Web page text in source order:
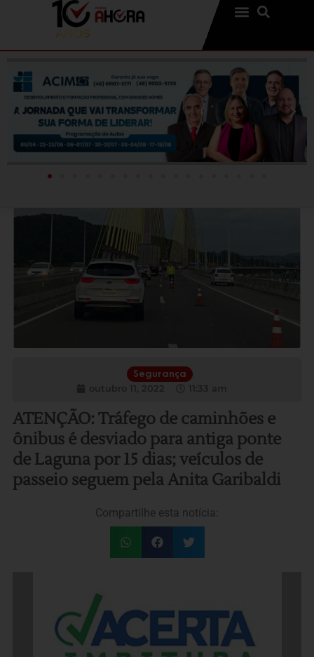
Segurança
ATENÇÃO: Tráfego de caminhões e
ônibus é desviado para antiga ponte
de Laguna por 15 dias; veículos de
passeio seguem pela Anita Garibaldi
Compartilhe esta notícia: